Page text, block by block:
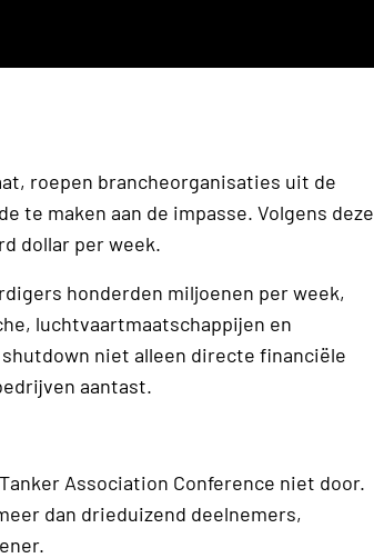
roepen brancheorganisaties uit de
te maken aan de impasse. Volgens deze
dollar per week.
honderden miljoenen per week,
luchtvaartmaatschappijen en
niet alleen directe financiële
aantast.
Association Conference niet door.
dan drieduizend deelnemers,